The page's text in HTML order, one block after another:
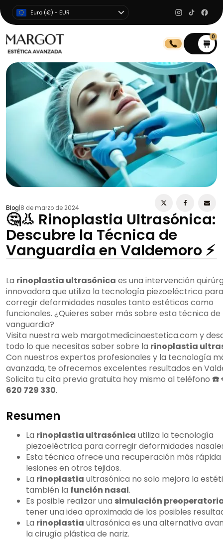
Euro (€) - EUR
0
Blog 8 de marzo de 2024
🤔👃 Rinoplastia Ultrasónica:
Descubre la Técnica de
Vanguardia en Valdemoro ⚡
La rinoplastia ultrasónica es una intervención
innovadora que utiliza la tecnología piezoeléctrica para
corregir deformidades nasales tanto estéticas como
funcionales. ¿Quieres saber más sobre esta técnica de
vanguardia?
Visita nuestra web margotmedicinaestetica.com y
todo lo que necesitas saber sobre la rinoplastia
Con nuestros expertos profesionales y la tecnología
avanzada, te ofrecemos excelentes resultados en
Solicita tu cita previa gratuita hoy mismo al teléfono ☎️
620 729 330.
Resumen
La rinoplastia ultrasónica utiliza la tecnología
piezoeléctrica para corregir deformidades
Esta técnica ofrece una recuperación más
lesiones en otros tejidos.
La rinoplastia ultrasónica no solo mejora la
también la función nasal.
Es posible realizar una simulación
tener una idea aproximada de los posibles
La rinoplastia ultrasónica es una alternativa
la cirugía plástica de nariz.